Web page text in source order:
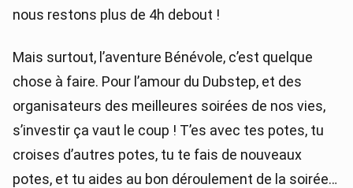
nous restons plus de 4h debout !
Mais surtout, l’aventure Bénévole, c’est quelque
chose à faire. Pour l’amour du Dubstep, et des
organisateurs des meilleures soirées de nos vies,
s’investir ça vaut le coup ! T’es avec tes potes, tu
croises d’autres potes, tu te fais de nouveaux
potes, et tu aides au bon déroulement de la soirée…